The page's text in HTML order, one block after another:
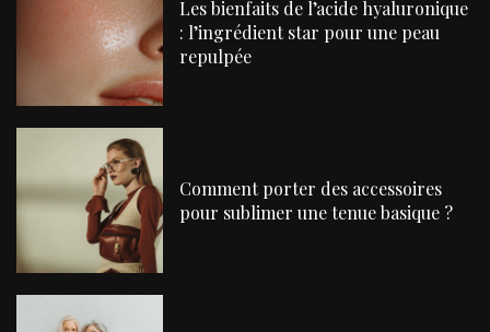
Les bienfaits de l’acide hyaluronique
: l’ingrédient star pour une peau
repulpée
Comment porter des accessoires
pour sublimer une tenue basique ?